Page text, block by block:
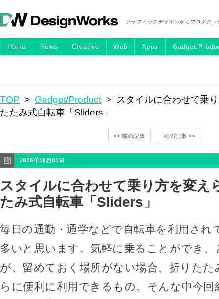
グラフィックデザインからプロダク
Home News Creative Web Apps Gadget/
TOP > Gadget/Product > スタイルに合わせて乗
たたみ式自転車「Sliders」
<< 前の記事 次の記事 >>
2015年10月01日
スタイルに合わせて乗り方を変え
たみ式自転車「Sliders」
毎日の通勤・通学などで自転車を利用され
多いと思います。気軽に乗ることができ
が、留めておく場所がない場合、折りた
らに便利に利用できるもの。そんな中今回